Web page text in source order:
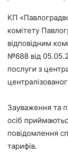
КП
комітету
відповідним
№688 від
послуги з
Зауваження та
осіб
повідомлення
тарифів.